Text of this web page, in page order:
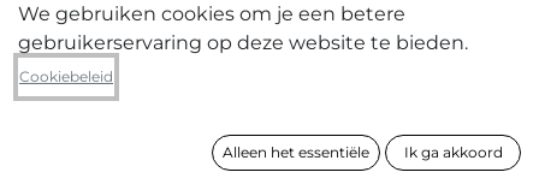
Luc Vandromme
Mijn migrerende medelandgenoten
We gebruiken cookies om je een betere
gebruikerservaring op deze website te bieden.
Cookiebeleid
Alleen het essentiële Ik ga akkoord